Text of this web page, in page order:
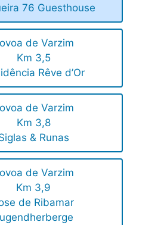
76 Guesthouse
de Varzim
Km 3,5
Rêve d’Or
de Varzim
Km 3,8
& Runas
de Varzim
Km 3,9
de Ribamar